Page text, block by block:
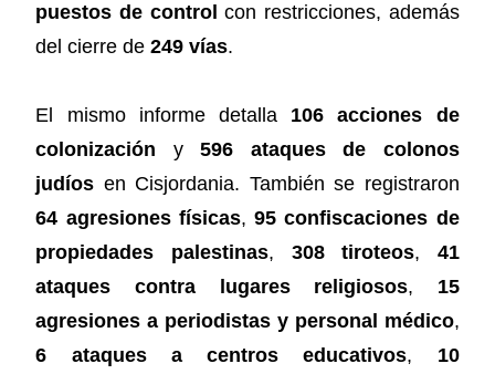
puestos de control con restricciones, además
del cierre de249 vías.
El mismo informe detalla 106 acciones de
colonización y596 ataques de colonos
judíos en Cisjordania. También se registraron
64 agresiones físicas,95 confiscaciones de
propiedades palestinas, 308 tiroteos, 41
ataques contra lugares religiosos, 15
agresiones a periodistas y personal médico,
6 ataques a centros educativos, 10